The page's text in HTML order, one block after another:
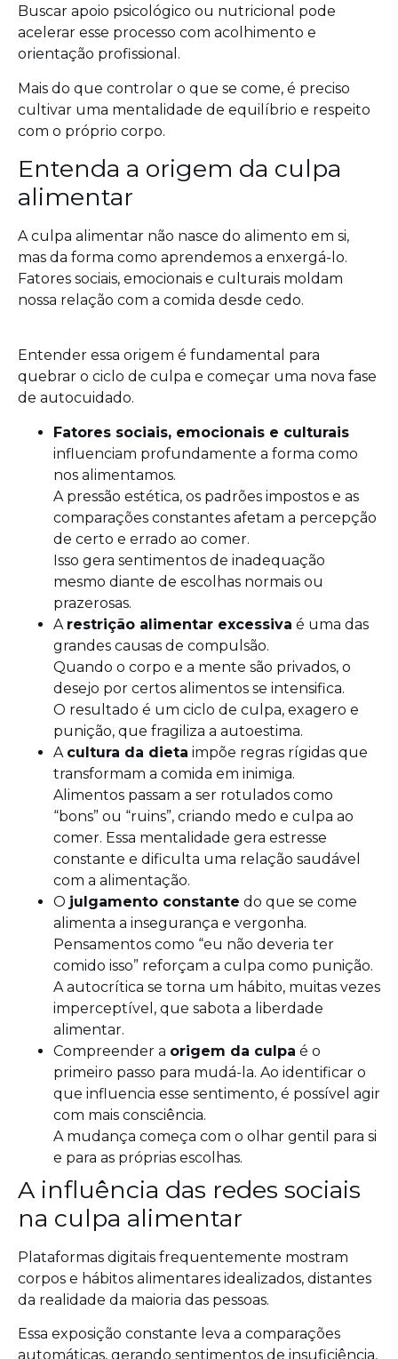
Buscar apoio psicológico ou nutricional pode
acelerar esse processo com acolhimento e
orientação profissional.
Mais do que controlar o que se come, é preciso
cultivar uma mentalidade de equilíbrio e respeito
com o próprio corpo.
Entenda a origem da culpa
alimentar
A culpa alimentar não nasce do alimento em si,
mas da forma como aprendemos a enxergá-lo.
Fatores sociais, emocionais e culturais moldam
nossa relação com a comida desde cedo.
Entender essa origem é fundamental para
quebrar o ciclo de culpa e começar uma nova fase
de autocuidado.
Fatores sociais, emocionais e culturais
influenciam profundamente a forma como
nos alimentamos.
A pressão estética, os padrões impostos e as
comparações constantes afetam a percepção
de certo e errado ao comer.
Isso gera sentimentos de inadequação
mesmo diante de escolhas normais ou
prazerosas.
A restrição alimentar excessiva é uma das
grandes causas de compulsão.
Quando o corpo e a mente são privados, o
desejo por certos alimentos se intensifica.
O resultado é um ciclo de culpa, exagero e
punição, que fragiliza a autoestima.
A cultura da dieta impõe regras rígidas que
transformam a comida em inimiga.
Alimentos passam a ser rotulados como
“bons” ou “ruins”, criando medo e culpa ao
comer. Essa mentalidade gera estresse
constante e dificulta uma relação saudável
com a alimentação.
O julgamento constante do que se come
alimenta a insegurança e vergonha.
Pensamentos como “eu não deveria ter
comido isso” reforçam a culpa como punição.
A autocrítica se torna um hábito, muitas vezes
imperceptível, que sabota a liberdade
alimentar.
Compreender a origem da culpa é o
primeiro passo para mudá-la. Ao identificar o
que influencia esse sentimento, é possível agir
com mais consciência.
A mudança começa com o olhar gentil para si
e para as próprias escolhas.
A influência das redes sociais
na culpa alimentar
Plataformas digitais frequentemente mostram
corpos e hábitos alimentares idealizados, distantes
da realidade da maioria das pessoas.
Essa exposição constante leva a comparações
automáticas, gerando sentimentos de insuficiência,